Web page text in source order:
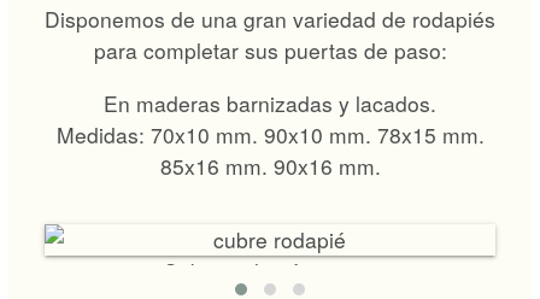
Disponemos de una gran variedad de rodapiés
para completar sus puertas de paso:
En maderas barnizadas y lacados.
Medidas: 70x10 mm. 90x10 mm. 78x15 mm.
85x16 mm. 90x16 mm.
Cubre rodapié antiguo